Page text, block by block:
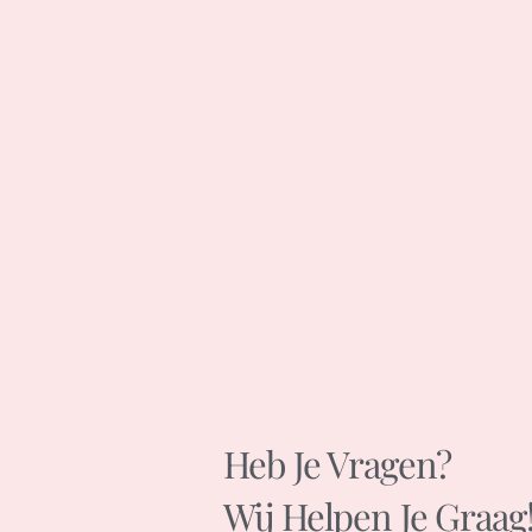
Heb Je Vragen?
Wij Helpen Je